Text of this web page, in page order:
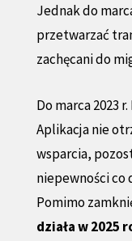
Jednak do
przetwarzać
zachęcani do
Do marca 2023
Aplikacja nie
wsparcia,
niepewności co
Pomimo
działa w 2025